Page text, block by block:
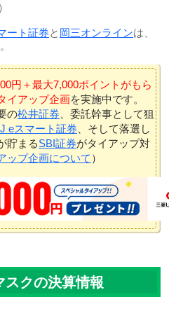
）
ート証券と 岡三オンラインは、
円＋最大7,000ポイントがもら
イアップ企画を実施中です。
の松井証券 、委託幹事として狙
eスマート証券 、そして落選し
貯まるSBI証券がタイアップ対
ップ企画について ）
スクの決算情報